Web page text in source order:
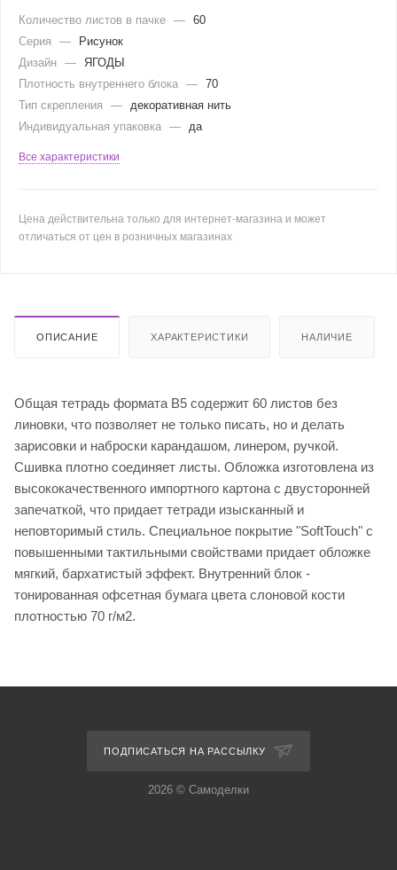
Количество листов в пачке — 60
Серия
—
Рисунок
Дизайн —
ЯГОДЫ
Плотность внутреннего блока — 70
Тип скрепления
—
декоративная нить
Индивидуальная упаковка — да
Все характеристики
Цена действительна только для интернет-магазина и может
отличаться от цен в розничных магазинах
ОПИСАНИЕ ХАРАКТЕРИСТИКИ НАЛИЧИЕ
Общая тетрадь формата B5 содержит 60 листов без
линовки, что позволяет не только писать, но и делать
зарисовки и наброски карандашом, линером, ручкой.
Сшивка плотно соединяет листы. Обложка изготовлена из
высококачественного импортного картона с двусторонней
запечаткой, что придает тетради изысканный и
неповторимый стиль. Специальное покрытие "SoftTouch" с
повышенными тактильными свойствами придает обложке
мягкий, бархатистый эффект. Внутренний блок -
тонированная офсетная бумага цвета слоновой кости
плотностью 70 г/м2.
ПОДПИСАТЬСЯ НА РАССЫЛКУ
2026 © Самоделки